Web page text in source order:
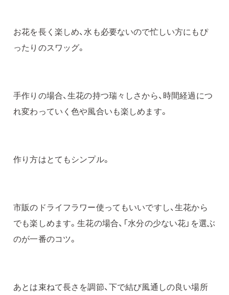
お花を長く楽しめ、水も必要ないので忙しい方にもぴ
ったりのスワッグ。
手作りの場合、生花の持つ瑞々しさから、時間経過につ
れ変わっていく色や風合いも楽しめます。
作り方はとてもシンプル。
市販のドライフラワー使ってもいいですし、生花から
でも楽しめます。生花の場合、「水分の少ない花」を選ぶ
のが一番のコツ。
あとは束ねて長さを調節、下で結び風通しの良い場所